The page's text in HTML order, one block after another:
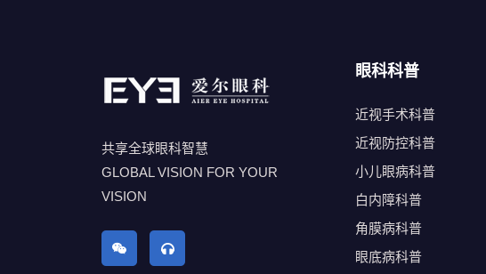
共享全球眼科智慧
GLOBAL VISION FOR YOUR
VISION
眼科科普
近视手术科普
近视防控科普
小儿眼病科普
白内障科普
角膜病科普
眼底病科普